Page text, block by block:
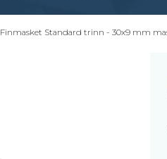
Gitterrister matter
Finmasket Standard trinn - 30x9 mm